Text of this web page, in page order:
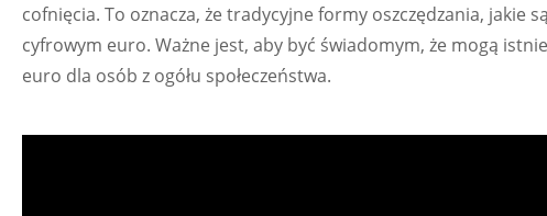
cofnięcia. To oznacza, że tradycyjne formy oszczędzania, jakie
cyfrowym euro. Ważne jest, aby być świadomym, że mogą
euro dla osób z ogółu społeczeństwa.